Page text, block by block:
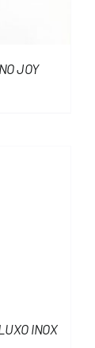
JOY
INOX